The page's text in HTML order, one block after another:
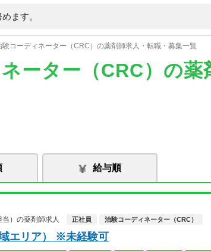
ます。
験コーディネーター（CRC）の薬剤師求人・転職・募集一覧
ーター（CRC）の薬
給与順
）の薬剤師求人
正社員 治験コーディネーター（CRC）
エリア） ※未経験可